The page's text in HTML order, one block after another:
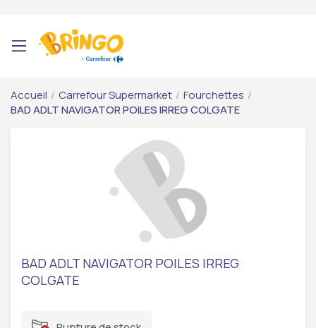
Accueil / Carrefour Supermarket / Fourchettes /
BAD ADLT NAVIGATOR POILES IRREG COLGATE
BAD ADLT NAVIGATOR POILES IRREG
COLGATE